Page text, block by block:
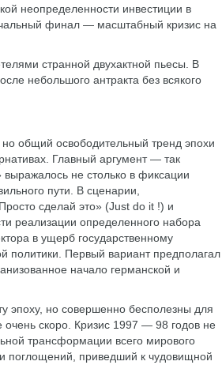
неопределенности инвестиции в
финал — масштабный кризис на
странной двухактной пьесы. В
небольшого антракта без всякого
общий освободительный тренд эпохи
Главный аргумент — так
не столько в фиксации
пути. В сценарии,
сделай это» (Just do it !) и
реализации определенного набора
в ущерб государственному
политики. Первый вариант предполагал
начало германской и
эпоху, но совершенно бесполезны для
скоро. Кризис 1997 — 98 годов не
трансформации всего мирового
поглощений, приведший к чудовищной